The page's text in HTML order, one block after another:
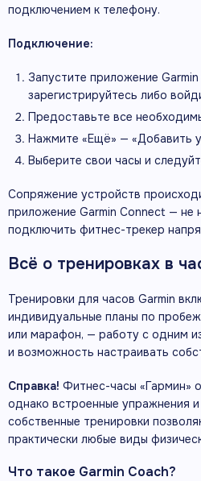
подключением к телефону.
Подключение:
Запустите приложение
зарегистрируйтесь либо
Предоставьте все
Нажмите «Ещё» — «Добавить
Выберите свои часы и
Сопряжение устройств
приложение Garmin Connect — не
подключить фитнес-трекер
Всё о тренировках в
Тренировки для часов Garmin
индивидуальные планы по
или марафон, — работу с одним
и возможность настраивать
Справка! Фитнес-часы «Гармин»
однако встроенные упражнения
собственные тренировки
практически любые виды
Что такое Garmin Coach?